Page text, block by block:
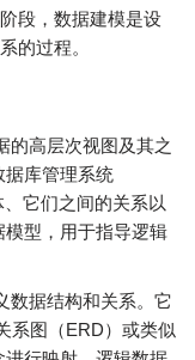
段，数据建模是设
的过程。
的高层次视图及其之
据库管理系统
它们之间的关系以
型，用于指导逻辑
数据结构和关系。它
系图（ERD）或类似